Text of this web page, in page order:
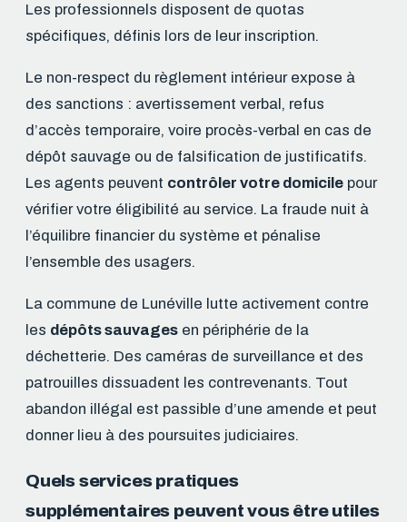
Les professionnels disposent de quotas
spécifiques, définis lors de leur inscription.
Le non-respect du règlement intérieur expose à
des sanctions : avertissement verbal, refus
d’accès temporaire, voire procès-verbal en cas de
dépôt sauvage ou de falsification de justificatifs.
Les agents peuvent contrôler votre domicile pour
vérifier votre éligibilité au service. La fraude nuit à
l’équilibre financier du système et pénalise
l’ensemble des usagers.
La commune de Lunéville lutte activement contre
les dépôts sauvages en périphérie de la
déchetterie. Des caméras de surveillance et des
patrouilles dissuadent les contrevenants. Tout
abandon illégal est passible d’une amende et peut
donner lieu à des poursuites judiciaires.
Quels services pratiques
supplémentaires peuvent vous être utiles